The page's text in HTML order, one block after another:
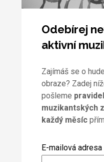
Odebírej
aktivní
Zajímáš se o
obraze? Zadej
pošleme
muzikantských
každý měsíc
E-mailová adresa